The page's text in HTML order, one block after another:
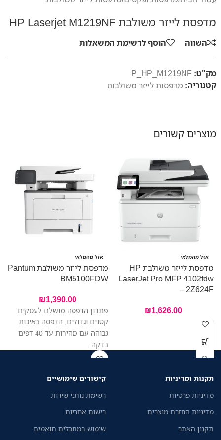
מדפסת לייזר משולבת HP Laserjet M1219NF
השווה הוסף לרשימת המשאלות
מק"ט: P_HP_M1219NF
קטגוריה: מדפסות לייזר משולבות
מוצרים קשורים
אזל מהמלאי
מדפסת לייזר משולבת HP
LaserJet Pro MFP 4102fdw
– 2Z624F
₪1,626.00
אזל מהמלאי
מדפסת לייזר משולבת Pantum
BM5100FDW
₪1,390.00
פתרון הדפסה מושלם לעסקים
קטנים וגדולים, הדפסה באיכות
גבוהה עם מהירות עד 40 דפים
בדקה.
תקנות ומדיניות
מדיניות פרטיות
מדיניות החזרת מוצרים
תקנון האתר
קישורים שימושיים
רשימת נותני שירות
רישום אחריות
שימוש במתכלים תואמים